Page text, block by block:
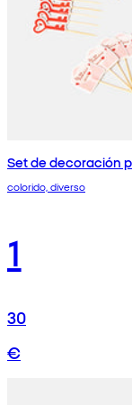
Set de decoración
colorido, diverso
1
30
€